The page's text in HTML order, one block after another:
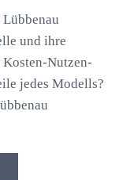
und ihre
Nutzen-
jedes Modells?